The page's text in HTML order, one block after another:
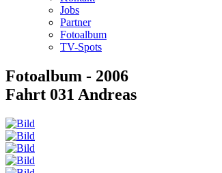
Jobs
Partner
Fotoalbum
TV-Spots
Fotoalbum - 2006
Fahrt 031 Andreas